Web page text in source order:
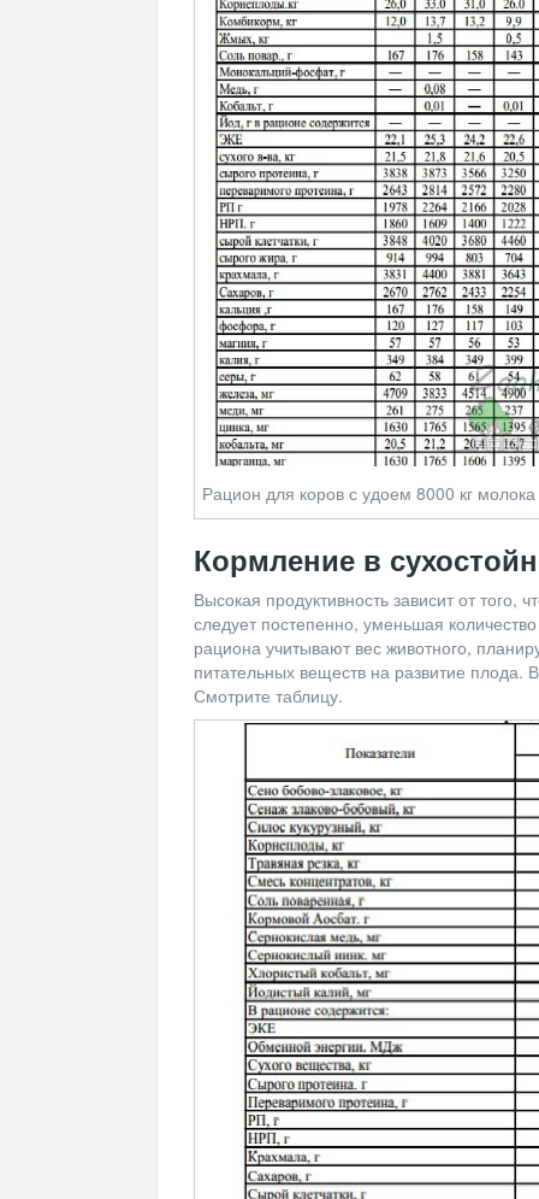
Рацион для коров с удоем 8000 кг
Кормление в
Высокая продуктивность зависит от того,
следует постепенно, уменьшая
рациона учитывают вес животного,
питательных веществ на развитие плода.
Смотрите таблицу.